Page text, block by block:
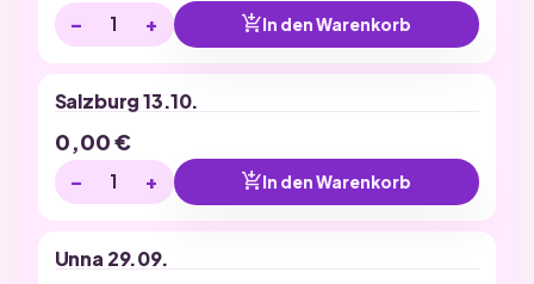
− + add_shopping_cartIn den Warenkorb
Salzburg 13.10.
0,00€
− + add_shopping_cartIn den Warenkorb
Unna 29.09.